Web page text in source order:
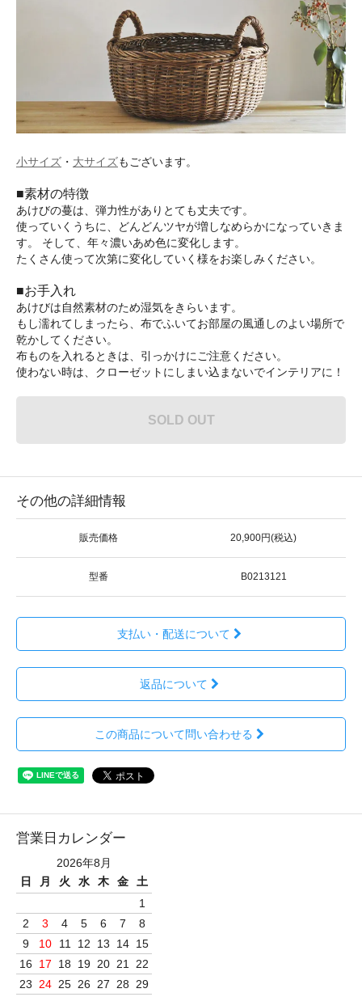
小サイズ ・ 大サイズもございます。
■素材の特徴
あけびの蔓は、弾力性がありとても丈夫です。
使っていくうちに、どんどんツヤが増しなめらかになっていきま
す。 そして、年々濃いあめ色に変化します。
たくさん使って次第に変化していく様をお楽しみください。
■お手入れ
あけびは自然素材のため湿気をきらいます。
もし濡れてしまったら、布でふいてお部屋の風通しのよい場所で
乾かしてください。
布ものを入れるときは、引っかけにご注意ください。
使わない時は、クローゼットにしまい込まないでインテリアに！
SOLD OUT
その他の詳細情報
販売価格 20,900円(税込)
型番 B0213121
支払い・配送について
返品について
この商品について問い合わせる
営業日カレンダー
2026年8月
日
月 火 水 木 金
土
1
2
3 4 5 6 7
8
9
10 11 12 13 14 15
16
17 18 19 20 21
22
23
24 25 26 27 28
29